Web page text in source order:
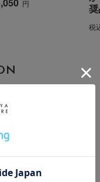
円
税